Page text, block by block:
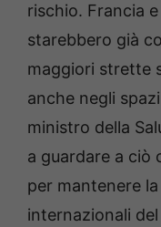
rischio. Francia
starebbero già
maggiori strette
anche negli
ministro della
a guardare a ciò
per mantenere
internazionali